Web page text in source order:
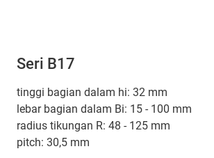
Seri B17
tinggi bagian dalam hi: 32 mm
lebar bagian dalam Bi: 15 - 100 mm
radius tikungan R: 48 - 125 mm
pitch: 30,5 mm